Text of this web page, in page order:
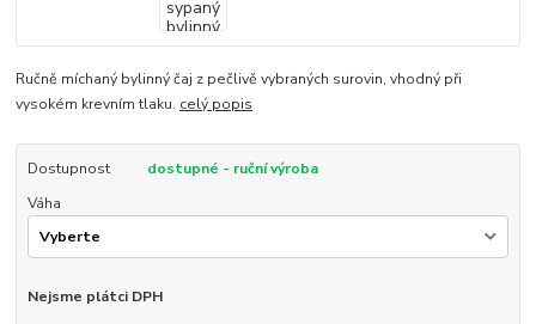
Ručně míchaný bylinný čaj z pečlivě vybraných surovin, vhodný při
vysokém krevním tlaku. celý popis
Dostupnost
dostupné - ruční výroba
Váha
Nejsme plátci DPH